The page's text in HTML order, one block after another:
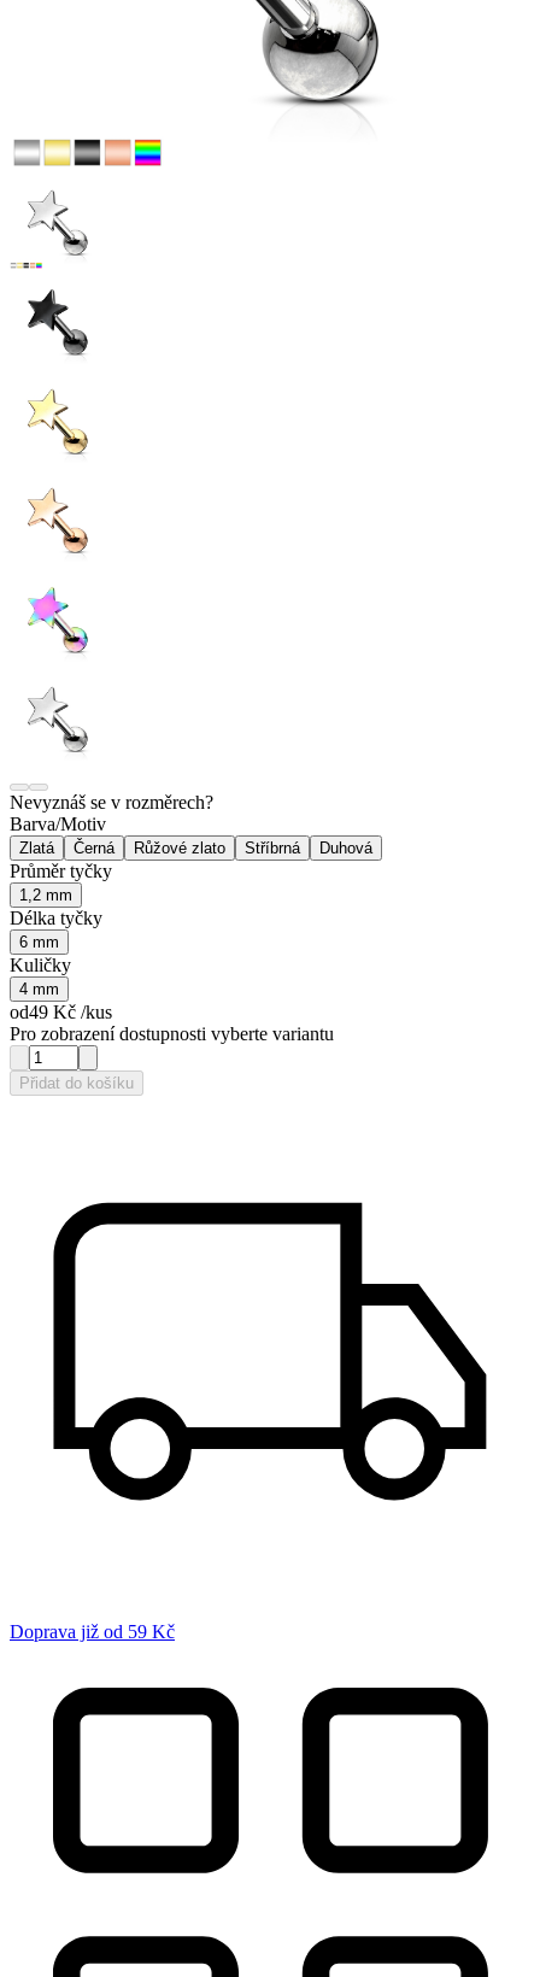
Nevyznáš se v rozměrech?
Barva/Motiv
Zlatá Černá Růžové zlato Stříbrná Duhová
Průměr tyčky
1,2 mm
Délka tyčky
6 mm
Kuličky
4 mm
od49 Kč /kus
Pro zobrazení dostupnosti vyberte variantu
Přidat do košíku
Doprava již od 59 Kč